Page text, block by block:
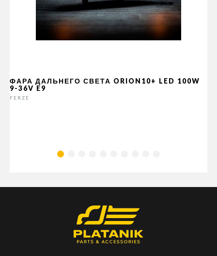
ФАРА ДАЛЬНЕГО СВЕТА ORION10+ LED 100W
9-36V E9
FERZE